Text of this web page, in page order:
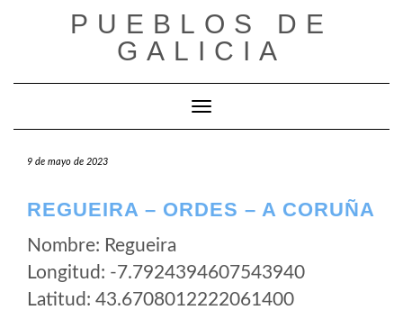
PUEBLOS DE
GALICIA
Cambiar modo de navegación
9 de mayo de 2023
REGUEIRA – ORDES – A CORUÑA
Nombre: Regueira
Longitud: -7.7924394607543940
Latitud: 43.6708012222061400